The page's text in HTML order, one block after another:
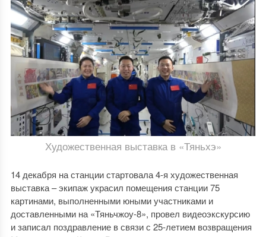
Художественная выставка в «Тяньхэ»
14 декабря на станции стартовала 4-я художественная
выставка – экипаж украсил помещения станции 75
картинами, выполненными юными участниками и
доставленными на «Тяньчжоу-8», провел видеоэкскурсию
и записал поздравление в связи с 25-летием возвращения